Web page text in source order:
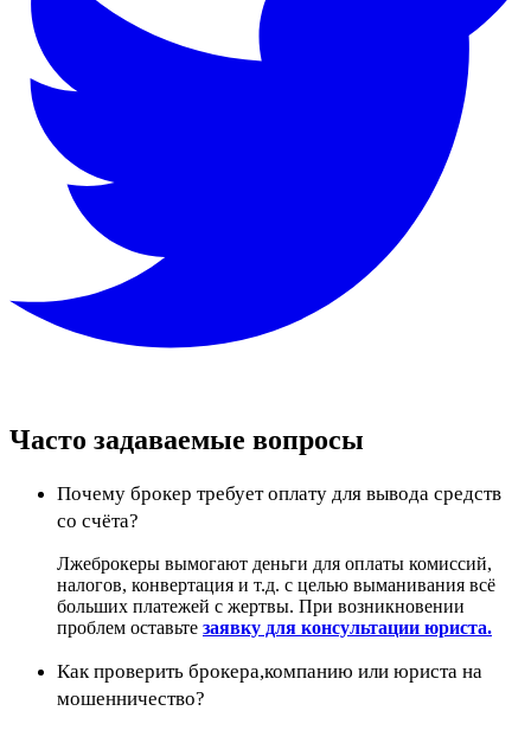
Часто задаваемые вопросы
Почему брокер требует оплату для вывода средств
со счёта?
Лжеброкеры вымогают деньги для оплаты комиссий,
налогов, конвертация и т.д. с целью выманивания всё
больших платежей с жертвы. При возникновении
проблем оставьте заявку для консультации юриста.
Как проверить брокера,компанию или юриста на
мошенничество?